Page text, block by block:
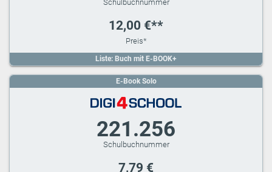
Liste: Buch mit E-BOOK+
12,00 €**
E-Book Solo
221.256
7,79 €